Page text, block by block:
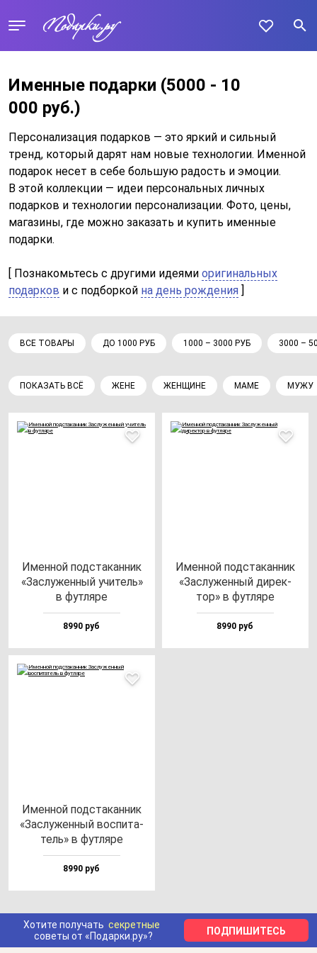
Именные подарки (5000 - 10
000 руб.)
Персонализация подарков — это яркий и сильный
тренд, который дарят нам новые технологии. Именной
подарок несет в себе большую радость и эмоции.
В этой коллекции — идеи персональных личных
подарков и технологии персонализации. Фото, цены,
магазины, где можно заказать и купить именные
подарки.
[ Познакомьтесь с другими идеями оригинальных
подарков и c подборкой на день рождения ]
ВСЕ ТОВАРЫ ДО 1000 РУБ 1000 – 3000 РУБ 3000 –
ПОКАЗАТЬ ВСЁ ЖЕНЕ ЖЕНЩИНЕ МАМЕ МУЖУ
Имен­ной под­ста­кан­ник
«Зас­лу­жен­ный учи­тель»
в фут­ля­ре
8990 руб
Имен­ной под­ста­кан­ник
«Зас­лу­жен­ный ди­рек­
тор» в фут­ля­ре
8990 руб
Имен­ной под­ста­кан­ник
«Зас­лу­жен­ный вос­пи­та­
тель» в фут­ля­ре
8990 руб
Хотите получать секретные
советы от «Подарки.ру»?
ПОДПИШИТЕСЬ